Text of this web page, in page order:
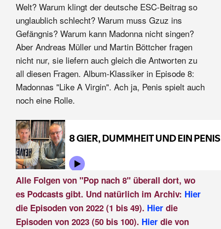
Welt? Warum klingt der deutsche ESC-Beitrag so
unglaublich schlecht? Warum muss Gzuz ins
Gefängnis? Warum kann Madonna nicht singen?
Aber Andreas Müller und Martin Böttcher fragen
nicht nur, sie liefern auch gleich die Antworten zu
all diesen Fragen. Album-Klassiker in Episode 8:
Madonnas "Like A Virgin". Ach ja, Penis spielt auch
noch eine Rolle.
Alle Folgen von "Pop nach 8" überall dort, wo
es Podcasts gibt. Und natürlich im Archiv: Hier
die Episoden von 2022 (1 bis 49). Hierdie
Episoden von 2023 (50 bis 100). Hier die von